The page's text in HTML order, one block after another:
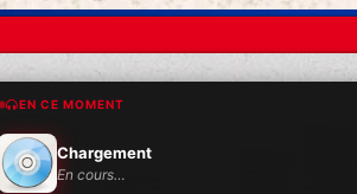
EN CE MOMENT
Chargement
En cours…